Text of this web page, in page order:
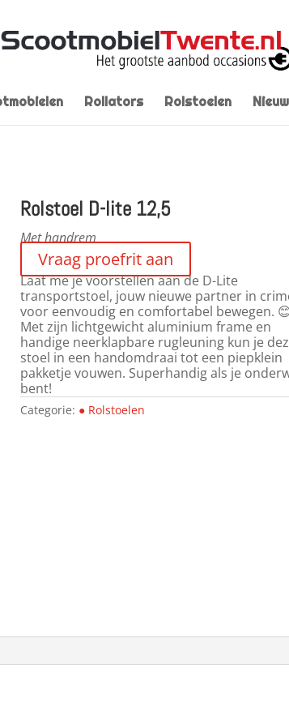
Rollators Rolstoelen
Rolstoel D-lite 12,5
Met handrem
Vraag proefrit aan
Laat me je voorstellen aan de D-Lite
transportstoel, jouw nieuwe partner in
voor eenvoudig en comfortabel bewegen.
Met zijn lichtgewicht aluminium frame en
handige neerklapbare rugleuning kun je
stoel in een handomdraai tot een piepklein
pakketje vouwen. Superhandig als je
bent!
Categorie: ● Rolstoelen